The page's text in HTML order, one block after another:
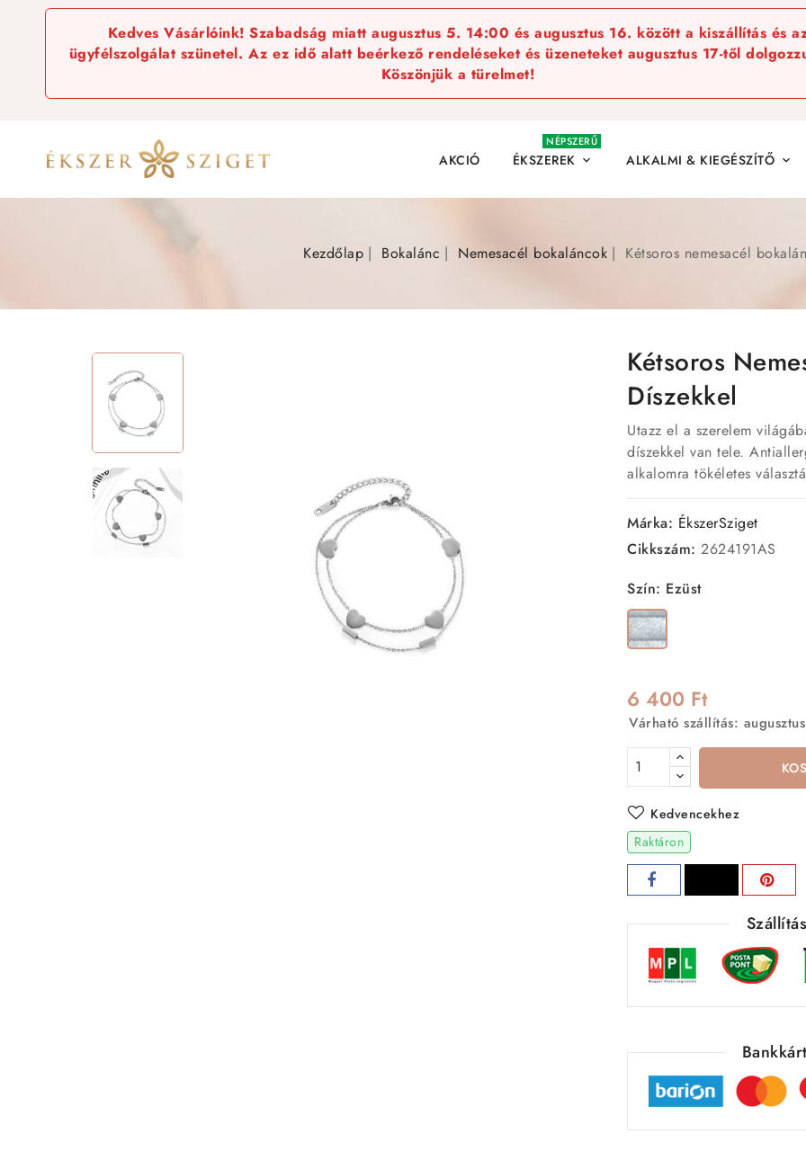
Kedves Vásárlóink! Szabadság miatt augusztus 5. 14:00 és augusztus 16. között a kiszállítás és
ügyfélszolgálat szünetel. Az ez idő alatt beérkező rendeléseket és üzeneteket augusztus 17-től
Köszönjük a türelmet!
AKCIÓ ÉKSZEREK 
NÉPSZERŰ
ALKALMI & KIEGÉSZÍTŐ 
Kezdőlap Bokalánc Nemesacél bokaláncok Kétsoros nemesacél
Kétsoros
Díszekkel
Utazz el a szerelem
díszekkel van tele.
alkalomra tökéletes
Márka: ÉkszerSziget
Cikkszám: 2624191AS
Szín: Ezüst
Ezüst
6 400 Ft
Várható szállítás:
Kedvencekhez
Raktáron